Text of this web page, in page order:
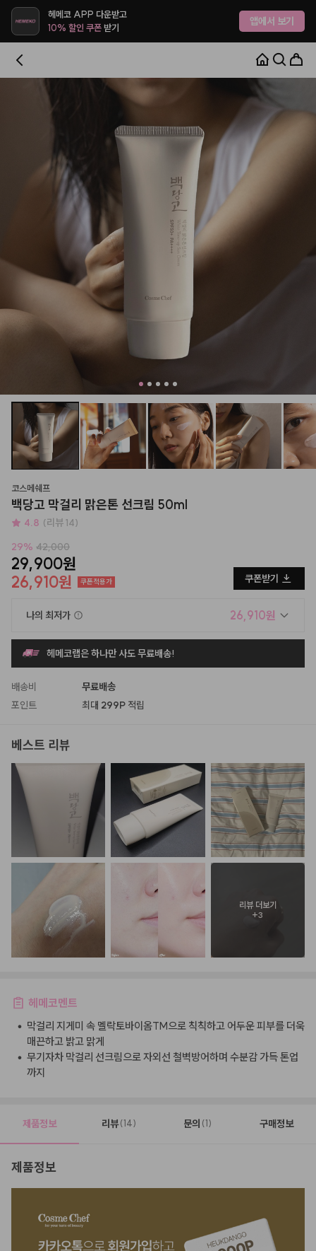
헤메코 APP 다운받고
10% 할인 쿠폰받기 앱에서 보기
코스메쉐프
백당고 막걸리 맑은톤 선크림 50ml
4.8 (리뷰 14)
29% 42,000
29,900원
26,910원
쿠폰적용가 쿠폰받기
나의 최저가 26,910원
헤메코랩은 하나만 사도 무료배송!
배송비
무료배송
포인트
최대 299P 적립
베스트 리뷰
리뷰 더보기
+3
헤메코멘트
• 막걸리 지게미 속 멜락토바이옴TM으로 칙칙하고 어두운 피부를 더욱
매끈하고 밝고 맑게
• 무기자차 막걸리 선크림으로 자외선 철벽방어하며 수분감 가득 톤업
까지
제품정보 리뷰 (14) 문의 (1) 구매정보
제품정보